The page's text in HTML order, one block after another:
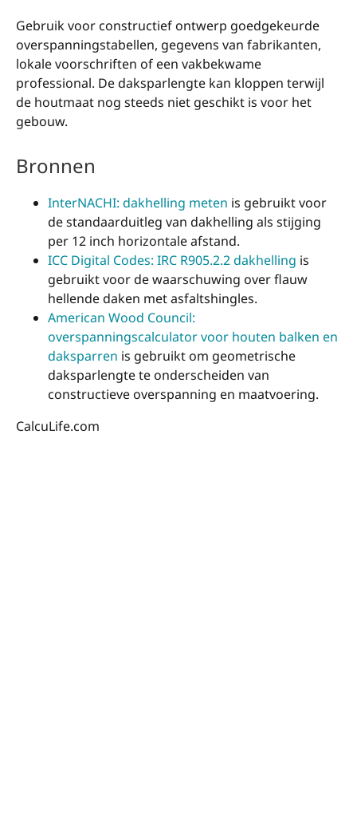
Gebruik voor constructief ontwerp goedgekeurde
overspanningstabellen, gegevens van fabrikanten,
lokale voorschriften of een vakbekwame
professional. De daksparlengte kan kloppen terwijl
de houtmaat nog steeds niet geschikt is voor het
gebouw.
Bronnen
InterNACHI: dakhelling meten is gebruikt voor
de standaarduitleg van dakhelling als stijging
per 12 inch horizontale afstand.
ICC Digital Codes: IRC R905.2.2 dakhelling is
gebruikt voor de waarschuwing over flauw
hellende daken met asfaltshingles.
American Wood Council:
overspanningscalculator voor houten balken en
daksparren is gebruikt om geometrische
daksparlengte te onderscheiden van
constructieve overspanning en maatvoering.
CalcuLife.com